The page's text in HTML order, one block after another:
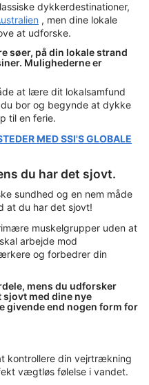
dykkerdestinationer,
, men dine lokale
at udforske.
søer, på din lokale strand
Mulighederne er
at lære dit lokalsamfund
bor og begynde at dykke
til en ferie.
MED SSI'S GLOBALE
du har det sjovt.
sundhed og en nem måde
at du har det sjovt!
muskelgrupper uden at
arbejde mod
og forbedrer din
mens du udforsker
med dine nye
givende end nogen form for
kontrollere din vejrtrækning
vægtløs følelse i vandet.